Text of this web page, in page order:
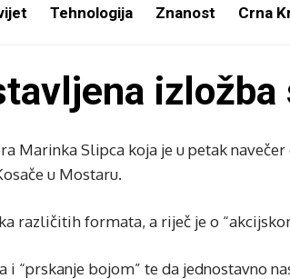
Tehnologija Znanost Crna
Marinka Slipca koja je u petak
u Mostaru.
različitih formata, a riječ je o
“prskanje bojom” te da jednostavno